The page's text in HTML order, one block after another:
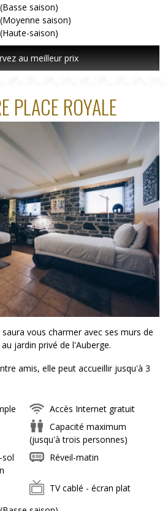
(Basse saison)
(Moyenne saison)
(Haute-saison)
au meilleur prix
PLACE ROYALE
vous charmer avec ses murs de
jardin privé de l'Auberge.
amis, elle peut accueillir jusqu'à 3
Accès Internet gratuit
Capacité maximum
(jusqu'à trois personnes)
sol
Réveil-matin
TV cablé - écran plat